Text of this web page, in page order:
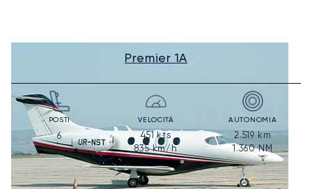
Premier 1A
POSTI
6
VELOCITÀ
451 kts
835km/h
AUTONOMIA
2.519km
1.360NM